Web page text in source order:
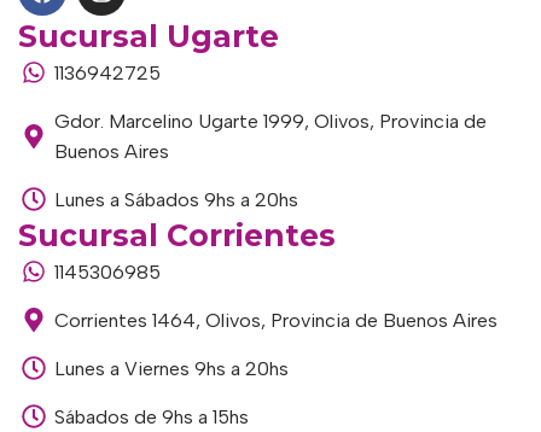
Sucursal Ugarte
1136942725
Gdor. Marcelino Ugarte 1999, Olivos, Provincia de
Buenos Aires
Lunes a Sábados 9hs a 20hs
Sucursal Corrientes
1145306985
Corrientes 1464, Olivos, Provincia de Buenos Aires
Lunes a Viernes 9hs a 20hs
Sábados de 9hs a 15hs